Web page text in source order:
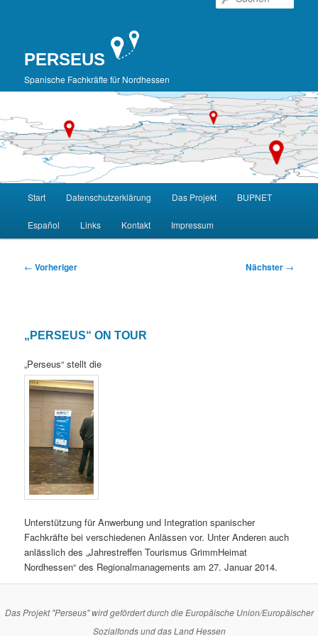
PERSEUS
Spanische Fachkräfte für Nordhessen
Start Datenschutzerklärung Das Projekt BUPNET
Español Links Kontakt Impressum
Beitragsnavigation
← Vorheriger Nächster →
„PERSEUS“ ON TOUR
„Perseus“ stellt die
Unterstützung für Anwerbung und Integration spanischer
Fachkräfte bei verschiedenen Anlässen vor. Unter Anderen auch
anlässlich des „Jahrestreffen Tourismus GrimmHeimat
Nordhessen“ des Regionalmanagements am 27. Januar 2014.
Das Projekt "Perseus" wird gefördert durch die Europäische Union/Europäischer
Sozialfonds und das Land Hessen